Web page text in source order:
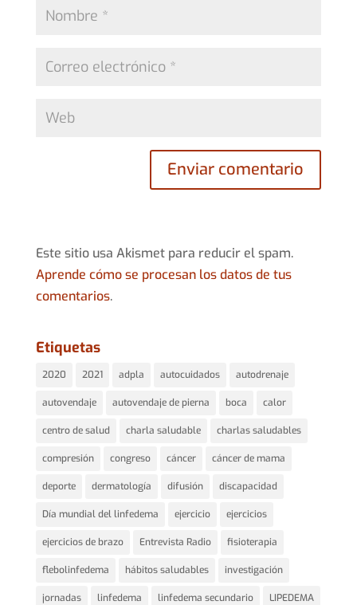
Este sitio usa Akismet para reducir el spam.
Aprende cómo se procesan los datos de tus
comentarios.
Etiquetas
2020 2021 adpla autocuidados autodrenaje
autovendaje autovendaje de pierna boca calor
centro de salud charla saludable charlas saludables
compresión congreso cáncer cáncer de mama
deporte dermatología difusión discapacidad
Día mundial del linfedema ejercicio ejercicios
ejercicios de brazo Entrevista Radio fisioterapia
flebolinfedema hábitos saludables investigación
jornadas linfedema linfedema secundario LIPEDEMA